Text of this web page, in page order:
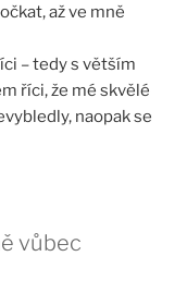
až ve mně
– tedy s větším
říci, že mé skvělé
naopak se
vůbec